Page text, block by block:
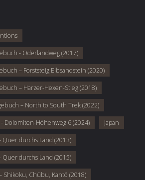
- Oderlandweg (2017)
– Forststeig Elbsandstein (2020)
– Harzer-Hexen-Stieg (2018)
– North to South Trek (2022)
Dolomiten-Höhenweg 6 (2024) Japan
Quer durchs Land (2013)
Quer durchs Land (2015)
Shikoku, Chūbu, Kantō (2018)